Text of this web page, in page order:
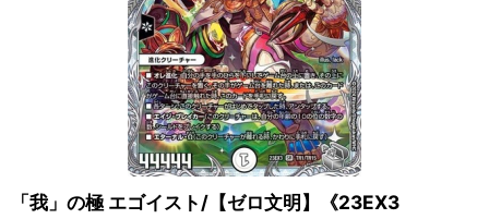
「我」の極 エゴイスト/【ゼロ文明】《23EX3